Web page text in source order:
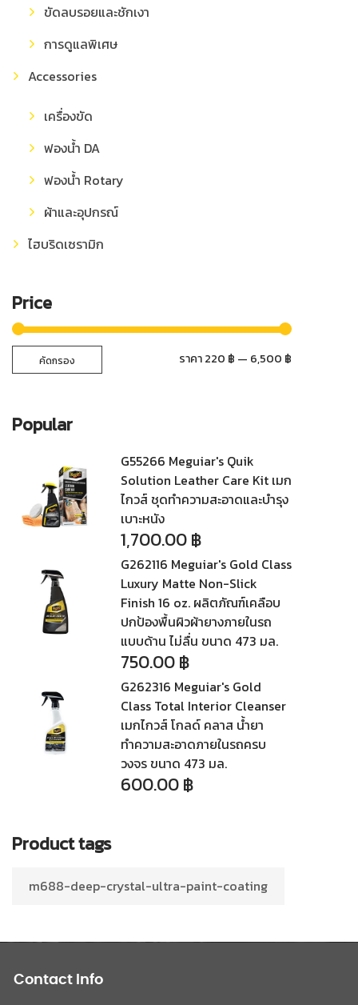
ขัดลบรอยและชักเงา
การดูแลพิเศษ
Accessories
เครื่องขัด
ฟองน้ำ DA
ฟองน้ำ Rotary
ผ้าและอุปกรณ์
ไฮบริดเซรามิก
Price
คัดกรอง ราคา220 ฿ — 6,500 ฿
Popular
G55266 Meguiar's Quik
Solution Leather Care Kit เมก
ไกวส์ ชุดทำความสะอาดและบำรุง
เบาะหนัง
1,700.00฿
G262116 Meguiar's Gold Class
Luxury Matte Non-Slick
Finish 16 oz. ผลิตภัณฑ์เคลือบ
ปกป้องพื้นผิวผ้ายางภายในรถ
แบบด้าน ไม่ลื่น ขนาด 473 มล.
750.00฿
G262316 Meguiar's Gold
Class Total Interior Cleanser
เมกไกวส์ โกลด์ คลาส น้ำยา
ทำความสะอาดภายในรถครบ
วงจร ขนาด 473 มล.
600.00฿
Product tags
m688-deep-crystal-ultra-paint-coating
Contact Info